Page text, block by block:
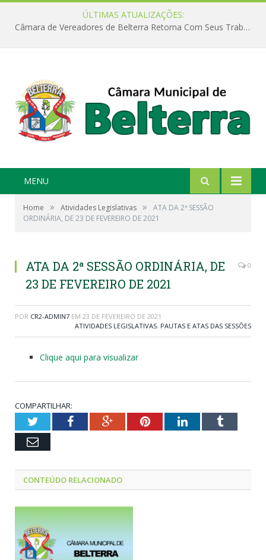
ÚLTIMAS ATUALIZAÇÕES:
Câmara de Vereadores de Belterra Retorna Com Seus Trabalhos Legislativos
MENU
Home » Atividades Legislativas »
ATA DA 2ª SESSÃO
ORDINÁRIA, DE 23 DE FEVEREIRO DE 2021
ATA DA 2ª SESSÃO ORDINÁRIA, DE
23 DE FEVEREIRO DE 2021
0
POR CR2-ADMIN7 EM 23 DE FEVEREIRO DE 2021
ATIVIDADES LEGISLATIVAS, PAUTAS E ATAS DAS SESSÕES
Clique aqui para visualizar
COMPARTILHAR:
TwitterFacebookGoogle+PinterestLinkedInTumblr
Email
CONTEÚDO RELACIONADO